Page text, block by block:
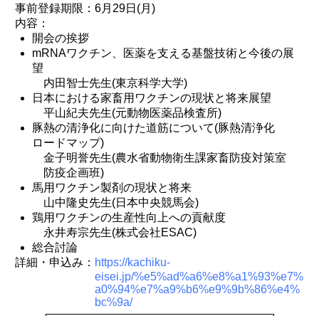
事前登録期限：6月29日(月)
内容：
開会の挨拶
mRNAワクチン、医薬を支える基盤技術と今後の展
望
内田智士先生(東京科学大学)
日本における家畜用ワクチンの現状と将来展望
平山紀夫先生(元動物医薬品検査所)
豚熱の清浄化に向けた道筋について(豚熱清浄化
ロードマップ)
金子明誉先生(農水省動物衛生課家畜防疫対策室
防疫企画班)
馬用ワクチン製剤の現状と将来
山中隆史先生(日本中央競馬会)
鶏用ワクチンの生産性向上への貢献度
永井寿宗先生(株式会社ESAC)
総合討論
詳細・申込み： https://kachiku-
eisei.jp/%e5%ad%a6%e8%a1%93%e7%
a0%94%e7%a9%b6%e9%9b%86%e4%
bc%9a/